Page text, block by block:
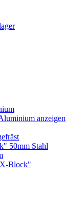
anzeigen
50mm Stahl
Block"